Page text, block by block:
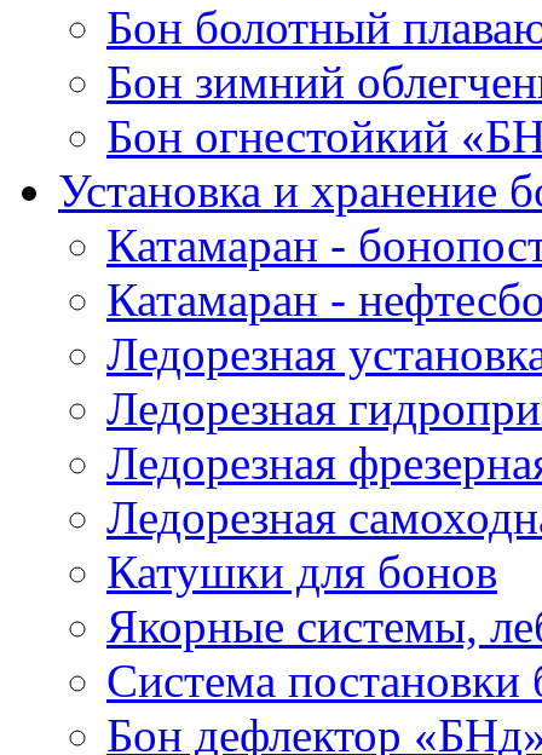
Бон болотный
Бон зимний
Бон огнестойкий
Установка и хранение
Катамаран -
Катамаран -
Ледорезная
Ледорезная
Ледорезная
Ледорезная
Катушки для бонов
Якорные системы,
Система
Бон дефлектор